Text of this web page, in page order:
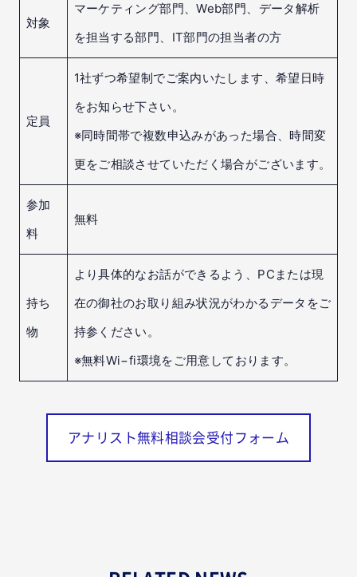
対象
マーケティング部門、Web部門、データ解析
を担当する部門、IT部門の担当者の方
定員
1社ずつ希望制でご案内いたします、希望日時
をお知らせ下さい。
※同時間帯で複数申込みがあった場合、時間変
更をご相談させていただく場合がございます。
参加
料
無料
持ち
物
より具体的なお話ができるよう、PCまたは現
在の御社のお取り組み状況がわかるデータをご
持参ください。
※無料Wi−fi環境をご用意しております。
アナリスト無料相談会受付フォーム